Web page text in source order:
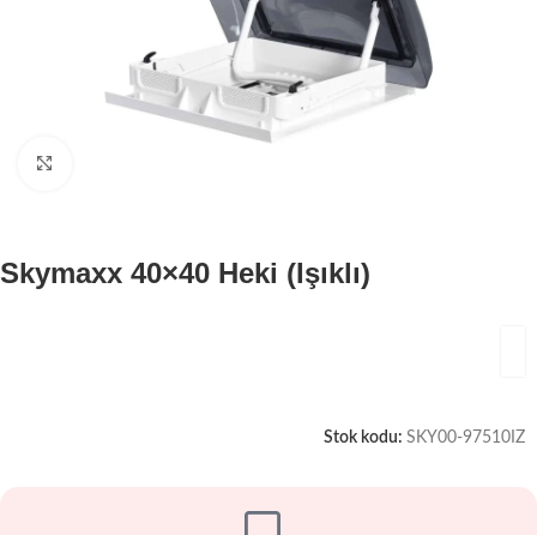
Skymaxx 40×40 Heki (Işıklı)
Stok kodu: SKY00-97510IZ